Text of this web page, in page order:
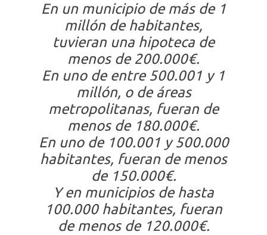
En un municipio de más de 1
millón de habitantes,
tuvieran una hipoteca de
menos de 200.000€.
En uno de entre 500.001 y 1
millón, o de áreas
metropolitanas, fueran de
menos de 180.000€.
En uno de 100.001 y 500.000
habitantes, fueran de menos
de 150.000€.
Y en municipios de hasta
100.000 habitantes, fueran
de menos de 120.000€.